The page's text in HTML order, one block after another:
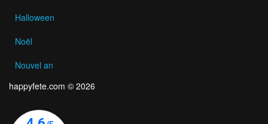
Halloween
Noël
Nouvel an
happyfete.com © 2026